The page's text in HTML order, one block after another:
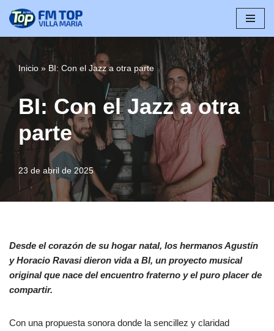
Inicio » BI: Con el Jazz a otra parte
BI: Con el Jazz a otra
parte
23 de abril de 2025
Desde el corazón de su hogar natal, los hermanos Agustín
y Horacio Ravasi dieron vida a BI, un proyecto musical
original que nace del encuentro fraterno y el puro placer de
compartir.
Con una propuesta sonora donde la sencillez y claridad